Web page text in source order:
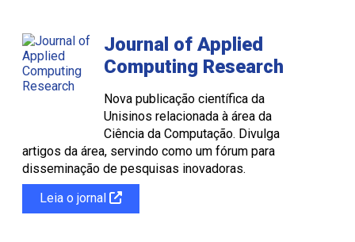
Journal of Applied
Computing Research
Nova publicação científica da
Unisinos relacionada à área da
Ciência da Computação. Divulga
artigos da área, servindo como um fórum para
disseminação de pesquisas inovadoras.
Leia o jornal